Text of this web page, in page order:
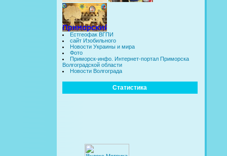
Естгеофак ВГПИ
сайт Изобильного
Новости Украины и мира
Фото
Приморск-инфо. Интернет-портал Приморска
Волгоградской области
Новости Волгограда
Статистика